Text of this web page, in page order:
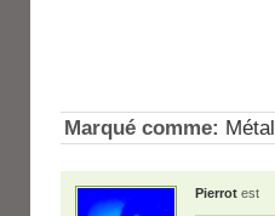
Marqué comme: Métal
Pierrot est